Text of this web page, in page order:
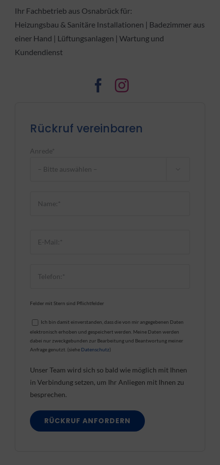
Ihr Fachbetrieb aus Osnabrück für:
Heizungsbau & Sanitäre Installationen | Badezimmer aus
einer Hand | Lüftungsanlagen | Wartung und
Kundendienst
Rückruf vereinbaren
Anrede*
Felder mit Stern sind Pflichtfelder
Ich bin damit einverstanden, dass die von mir angegebenen Daten
elektronisch erhoben und gespeichert werden. Meine Daten werden
dabei nur zweckgebunden zur Bearbeitung und Beantwortung meiner
Anfrage genutzt. (siehe Datenschutz)
Unser Team wird sich so bald wie möglich mit Ihnen
in Verbindung setzen, um Ihr Anliegen mit Ihnen zu
besprechen.